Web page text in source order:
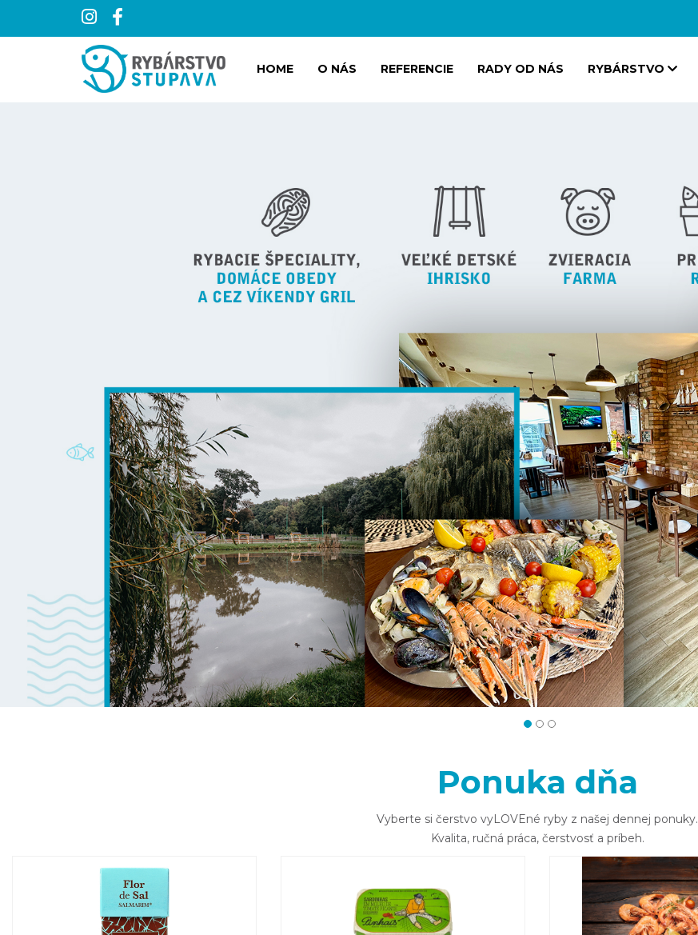
HOME O NÁS REFERENCIE RADY OD NÁS RYBÁRSTVO
Ponuka dňa
Vyberte si čerstvo vyLOVEné ryby z našej dennej ponuky.
Kvalita, ručná práca, čerstvosť a príbeh.